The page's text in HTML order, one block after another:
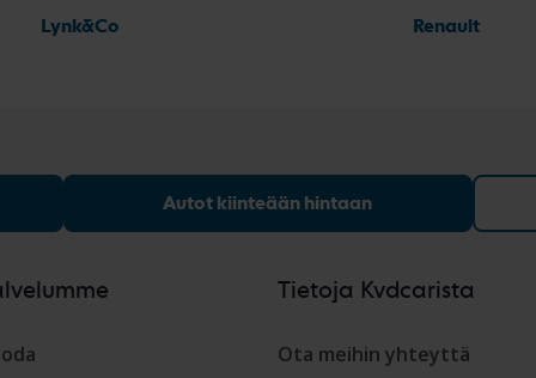
Lynk&Co
Renault
Autot kiinteään hintaan
Tietoja Kvdcarista
Ota meihin yhteyttä